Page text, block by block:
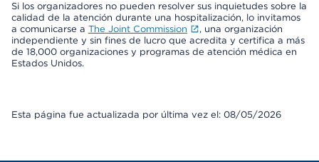
Si los organizadores no pueden resolver sus inquietudes sobre la
calidad de la atención durante una hospitalización, lo invitamos
a comunicarse a The Joint Commission
, una organización
independiente y sin fines de lucro que acredita y certifica a más
de 18,000 organizaciones y programas de atención médica en
Estados Unidos.
Esta página fue actualizada por última vez el: 08/05/2026